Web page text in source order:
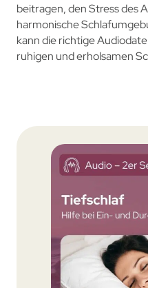
beitragen, den Stress des
harmonische
kann die richtige
ruhigen und erholsamen